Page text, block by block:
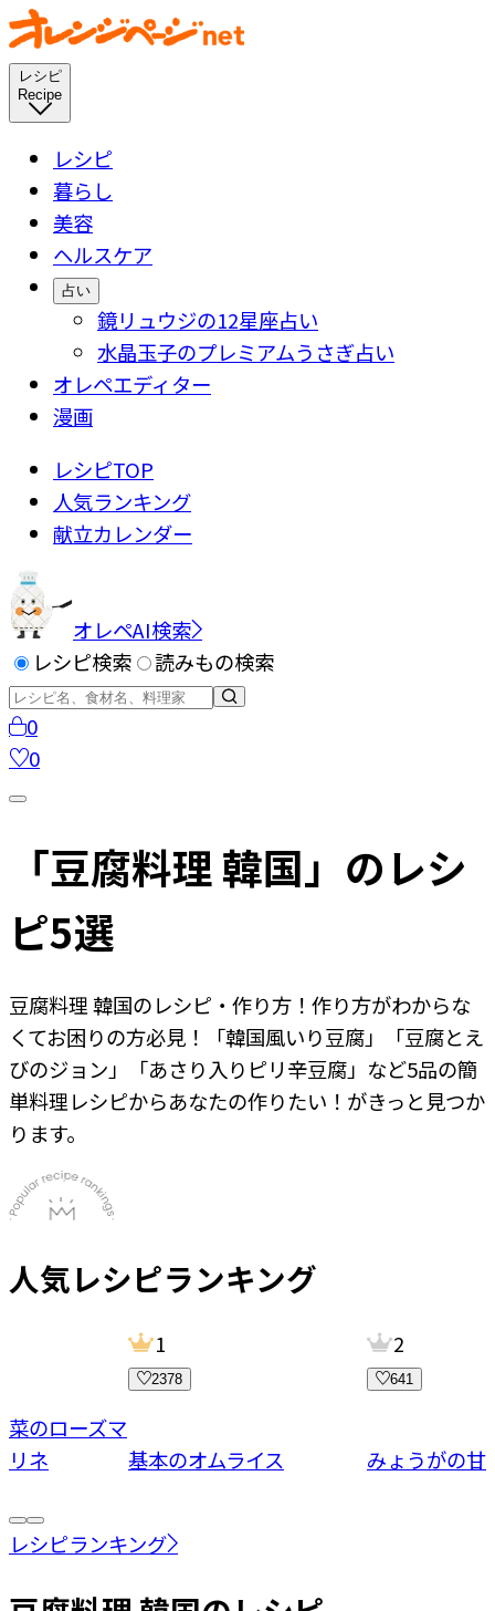
レシピ
Recipe
レシピ
暮らし
美容
ヘルスケア
占い
鏡リュウジの12星座占い
水晶玉子のプレミアムうさぎ占い
オレペエディター
漫画
レシピTOP
人気ランキング
献立カレンダー
オレペAI検索
レシピ検索
読みもの検索
0
0
「豆腐料理 韓国」のレシ
ピ5選
豆腐料理 韓国のレシピ・作り方！ 作り方がわからな
くてお困りの方必見！
「韓国風いり豆腐」「豆腐とえ
びのジョン」「あさり入りピリ辛豆腐」 など5品の簡
単料理レシピからあなたの作りたい！がきっと見つか
ります。
人気レシピランキング
菜のローズマ
リネ
1
2378
基本のオムライス
2
641
みょうがの甘
レシピランキング